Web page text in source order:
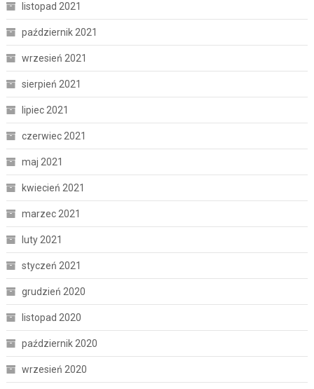
listopad 2021
październik 2021
wrzesień 2021
sierpień 2021
lipiec 2021
czerwiec 2021
maj 2021
kwiecień 2021
marzec 2021
luty 2021
styczeń 2021
grudzień 2020
listopad 2020
październik 2020
wrzesień 2020